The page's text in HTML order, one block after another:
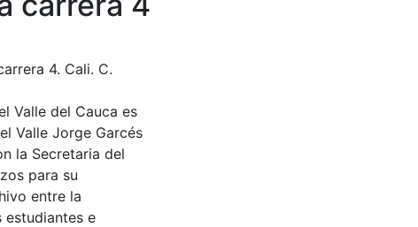
4. Cali. C.
Valle del Cauca es
Valle Jorge Garcés
la Secretaria del
para su
entre la
estudiantes e